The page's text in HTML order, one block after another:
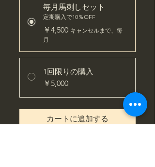
毎月馬刺しセット
定期購入で10％OFF
￥4,500 キャンセルまで、毎
月
1回限りの購入
￥5,000
カートに追加する